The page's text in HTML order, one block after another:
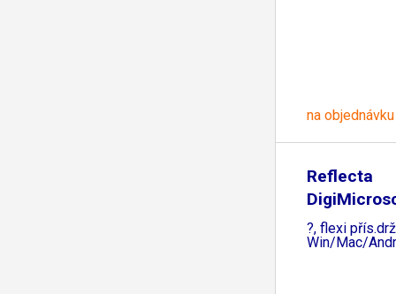
na objednávku
Reflecta
(60-250x,
?, flexi
Win/Mac/